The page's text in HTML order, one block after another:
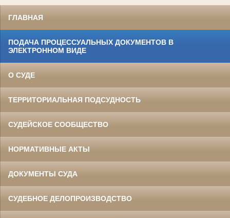
ГЛАВНАЯ
ПОДАЧА ПРОЦЕССУАЛЬНЫХ ДОКУМЕНТОВ В
ЭЛЕКТРОННОМ ВИДЕ
О СУДЕ
ТЕРРИТОРИАЛЬНАЯ ПОДСУДНОСТЬ
СУДЕЙСКОЕ СООБЩЕСТВО
НОРМАТИВНЫЕ АКТЫ
ДОКУМЕНТЫ СУДА
СУДЕБНОЕ ДЕЛОПРОИЗВОДСТВО